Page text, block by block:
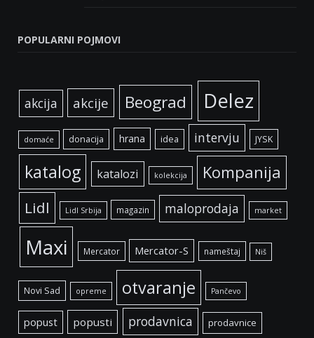
POPULARNI POJMOVI
akcija akcije Beograd Delez
domaće donacija hrana idea intervju JYSK
katalog katalozi kolekcija Kompanija
Lidl Lidl Srbija magazin maloprodaja market
Maxi Mercator Mercator-S nameštaj Niš
Novi Sad opreme otvaranje Pančevo
popust popusti prodavnica prodavnice